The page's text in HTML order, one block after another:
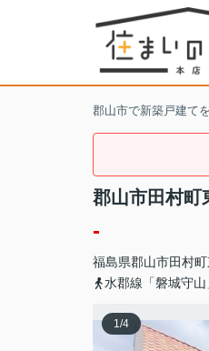
郡山市で新築戸建て
郡山市田村
-
福島県郡山市田村
水郡線「磐城守
1/4